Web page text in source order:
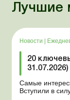
Лучшие
Новости
20
31.07.2026)
Самые
Вступили в